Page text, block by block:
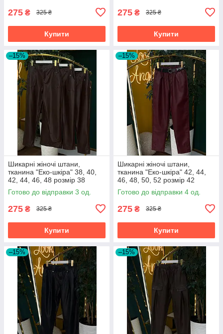
275 ₴ 325 ₴
Купити
275 ₴ 325 ₴
Купити
–15%
Шикарні жіночі штани,
тканина "Еко-шкіра" 38, 40,
42, 44, 46, 48 розмір 38
Готово до відправки 3 од.
275 ₴ 325 ₴
Купити
–15%
Шикарні жіночі штани,
тканина "Еко-шкіра" 42, 44,
46, 48, 50, 52 розмір 42
Готово до відправки 4 од.
275 ₴ 325 ₴
Купити
–15% –15%